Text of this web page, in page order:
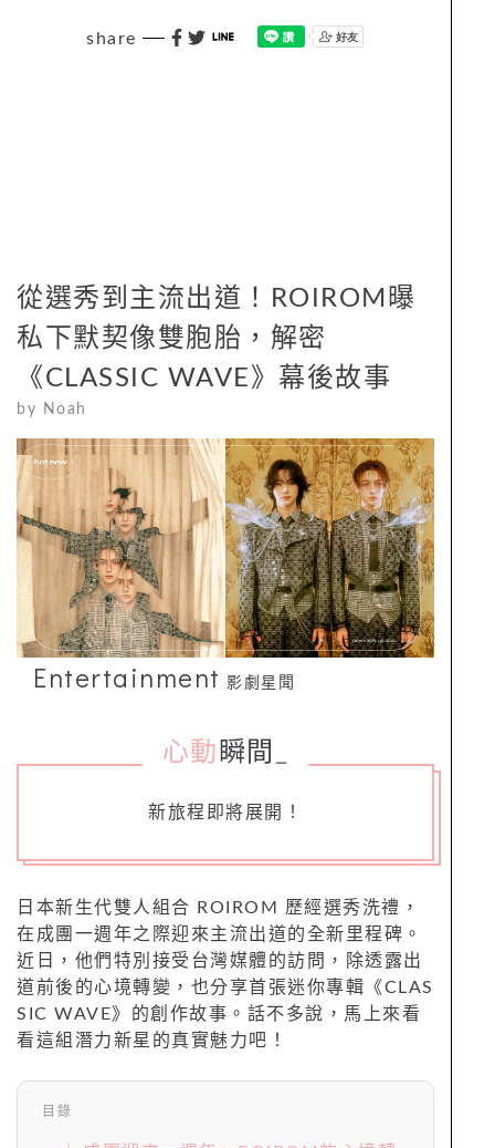
share
從選秀到主流出道！ROIROM曝
私下默契像雙胞胎，解密
《CLASSIC WAVE》幕後故事
by Noah
Entertainment 影劇星聞
心動 瞬間
新旅程即將展開！
日本新生代雙人組合 ROIROM 歷經選秀洗禮，
在成團一週年之際迎來主流出道的全新里程碑。
近日，他們特別接受台灣媒體的訪問，除透露出
道前後的心境轉變，也分享首張迷你專輯《CLAS
SIC WAVE》的創作故事。話不多說，馬上來看
看這組潛力新星的真實魅力吧！
目錄